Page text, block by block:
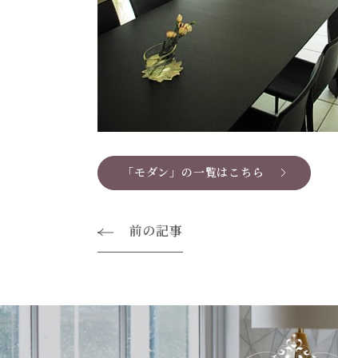
「モダン」の一覧はこちら
前の記事